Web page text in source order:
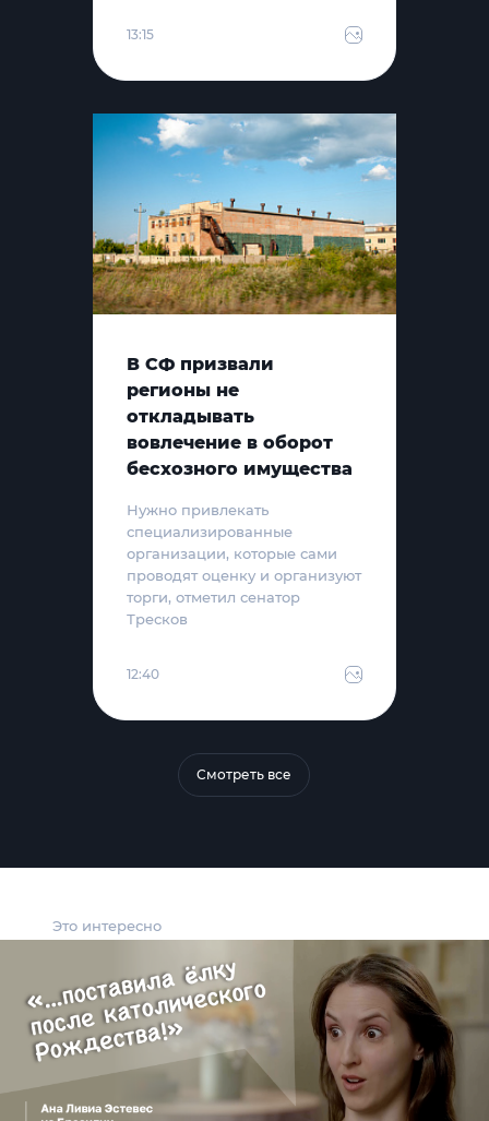
Это интересно
13:15
В СФ призвали
регионы не
откладывать
вовлечение в оборот
бесхозного имущества
Нужно привлекать
специализированные
организации, которые сами
проводят оценку и организуют
торги, отметил сенатор
Тресков
12:40
Смотреть все